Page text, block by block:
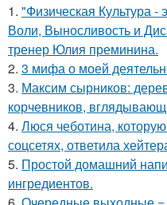
1. "Физическая Культура
Воли, Выносливость и
тренер Юлия преминина.
2. 3 мифа о моей
3. Максим сырников:
корчевников,
4. Люся чеботина,
соцсетях, ответила
5. Простой домашний
ингредиентов.